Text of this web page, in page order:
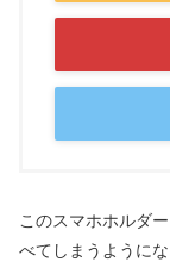
このスマホホルダ
べてしまうように